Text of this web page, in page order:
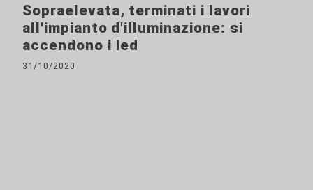
Sopraelevata, terminati i lavori
all'impianto d'illuminazione: si
accendono i led
31/10/2020